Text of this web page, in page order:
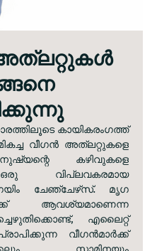
അത്‌ലറ്റുകൾ
കായികരംഗത്ത്
വീഗൻ അത്‌ലറ്റുകളെ
കഴിവുകളെ
വിപ്ലവകരമായ
ചേഞ്ചേഴ്‌സ്. മൃഗ
ആവശ്യമാണെന്ന
എലൈറ്റ്
വീഗൻമാർക്ക്